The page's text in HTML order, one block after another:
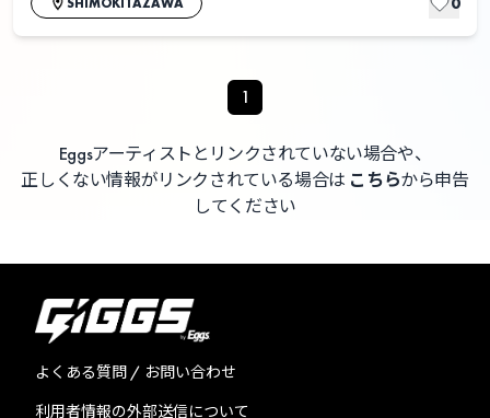
1
Eggsアーティストとリンクされていない場合や、
正しくない情報がリンクされている場合は こちらから申告
してください
よくある質問 / お問い合わせ
利用者情報の外部送信について